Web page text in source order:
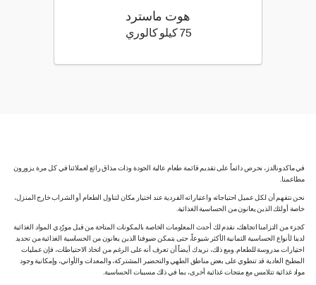
هوت ماسترد
75 كيلو كالوري
في ماكدونالدز، نحرص دائماً على تقديم قائمة طعام عالية الجودة وذات مذاق رائع لعملائنا في كل مرة يزورون
مطاعمنا.
نحن نتفهم أن لكل عميل احتياجاته واعتباراته الفردية عند اختيار مكان لتناول الطعام أو الشراب خارج المنزل،
خاصة أولئك الذين يعانون من الحساسية الغذائية.
كجزء من التزامنا اتجاهك، نقدم لك أحدث المعلومات الخاصة بالمكونات المتاحة من قبل مورّدي المواد الغذائية
لدينا لأنواع الحساسية الثمانية الأكثر شيوعاً، حتى يتمكن ضيوفنا الذين يعانون من الحساسية الغذائية من تحديد
اختيارات مدروسة للطعام. ومع ذلك، نريدك أيضاً أن تعرف أنه على الرغم من اتخاذ الاحتياطات، فإن عمليات
المطبخ العادية قد تنطوي على بعض مناطق الطهي والتحضير المشتركة، والمعدات والأواني، وإمكانية وجود
مواد غذائية تتلامس مع منتجات غذائية أخرى، بما في ذلك مسببات الحساسية.